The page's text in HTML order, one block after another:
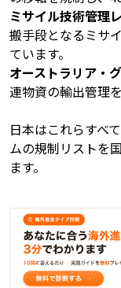
ミサイル技術管理
搬手段となるミサ
ています。
オーストラリア・グ
連物資の輸出管理
日本はこれらすべ
ムの規制リストを
ます。